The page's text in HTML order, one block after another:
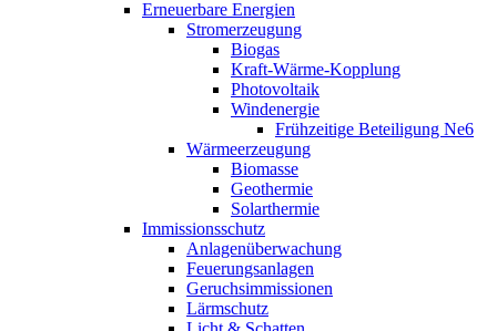
Erneuerbare Energien
Stromerzeugung
Biogas
Kraft-Wärme-Kopplung
Photovoltaik
Windenergie
Frühzeitige Beteiligung Ne6
Wärmeerzeugung
Biomasse
Geothermie
Solarthermie
Immissionsschutz
Anlagenüberwachung
Feuerungsanlagen
Geruchsimmissionen
Lärmschutz